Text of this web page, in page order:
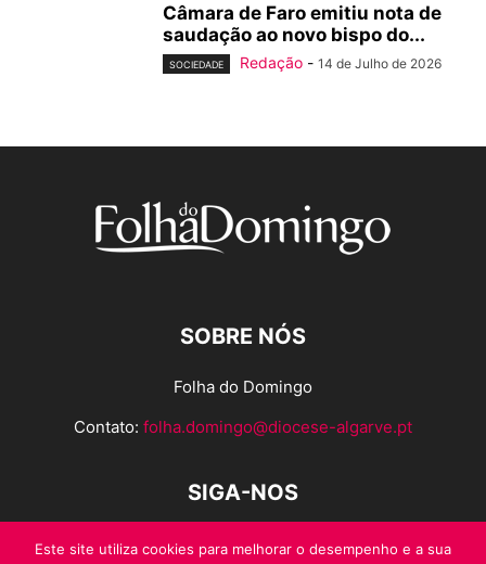
Câmara de Faro emitiu nota de
saudação ao novo bispo do...
SOCIEDADE Redação - 14 de Julho de 2026
SOBRE NÓS
Folha do Domingo
Contato: folha.domingo@diocese-algarve.pt
SIGA-NOS
Este site utiliza cookies para melhorar o desempenho e a sua